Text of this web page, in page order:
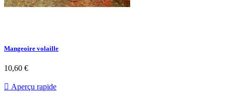
Mangeoire volaille
Prix
10,60 €
 Aperçu rapide